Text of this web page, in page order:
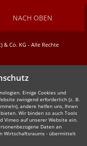
NACH OBEN
Co. KG - Alle Rechte
Einige Cookies und
zwingend erforderlich (z. B.
andere helfen uns, Ihnen
Wir binden so auch Tools
Vimeo auf unserer Website ein.
Daten an
Wirtschaftsraums - übermittelt